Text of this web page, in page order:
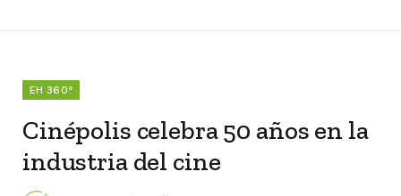
EH 360°
Cinépolis celebra 50 años en la
industria del cine